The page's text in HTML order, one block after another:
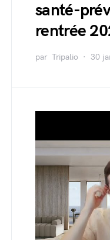
santé-
rentrée
par Tripalio 30